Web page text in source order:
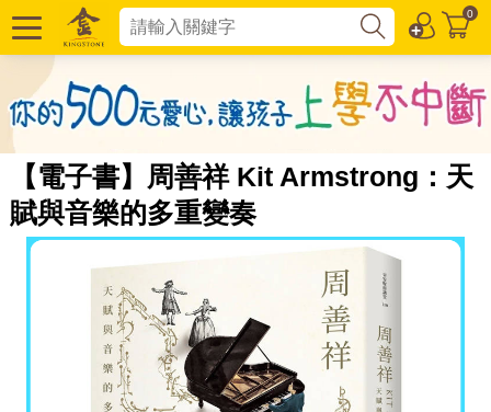
0
【電子書】周善祥 Kit Armstrong：天
賦與音樂的多重變奏